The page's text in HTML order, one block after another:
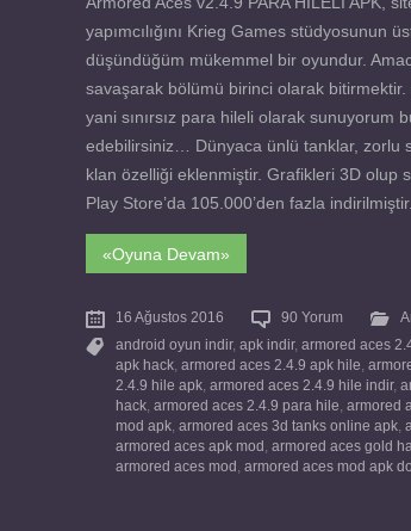
yapımcılığını Krieg Games stüdyosunun
düşündüğüm mükemmel bir oyundur.
savaşarak bölümü birinci olarak
yani sınırsız para hileli olarak sunuyorum
edebilirsiniz… Dünyaca ünlü tanklar, zorlu
klan özelliği eklenmiştir. Grafikleri 3D olup
Play Store’da 105.000’den fazla indirilmiştir.
«Oyuna Devam»
16 Ağustos 2016 90 Yorum
android oyun indir, apk indir, armored aces
apk hack, armored aces 2.4.9 apk hile,
2.4.9 hile apk, armored aces 2.4.9 hile indir,
hack, armored aces 2.4.9 para hile, armored
mod apk, armored aces 3d tanks online apk,
armored aces apk mod , armored aces gold
armored aces mod , armored aces mod apk